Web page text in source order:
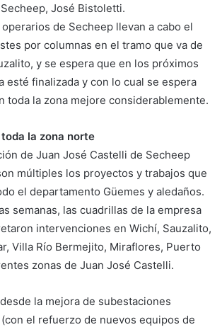
José Bistoletti.
de Secheep llevan a cabo el
por columnas en el tramo que va de
y se espera que en los próximos
esté finalizada y con lo cual se espera
toda la zona mejore considerablemente.
la zona norte
de Juan José Castelli de Secheep
múltiples los proyectos y trabajos que
el departamento Güemes y aledaños.
semanas, las cuadrillas de la empresa
intervenciones en Wichí, Sauzalito,
Villa Río Bermejito, Miraflores, Puerto
zonas de Juan José Castelli.
la mejora de subestaciones
el refuerzo de nuevos equipos de